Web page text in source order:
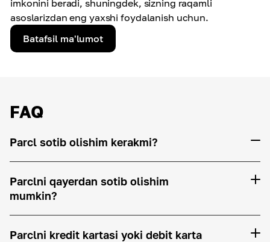
imkonini beradi, shuningdek, sizning raqamli
asoslarizdan eng yaxshi foydalanish uchun.
Batafsil ma'lumot
FAQ
Parcl sotib olishim kerakmi?
Parclni qayerdan sotib olishim
mumkin?
Parclni kredit kartasi yoki debit karta